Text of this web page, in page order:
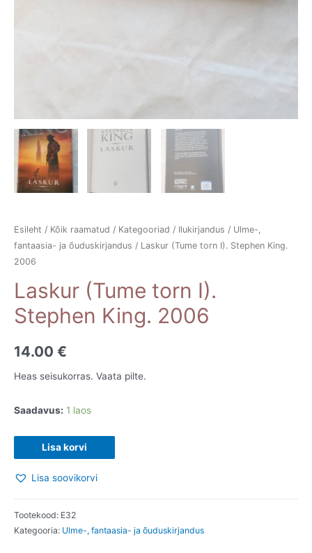
Esileht / Kõik raamatud / Kategooriad / Ilukirjandus / Ulme-,
fantaasia- ja õuduskirjandus / Laskur (Tume torn I). Stephen King.
2006
Laskur (Tume torn I).
Stephen King. 2006
14.00 €
Heas seisukorras. Vaata pilte.
Saadavus: 1 laos
Laskur
(Tume
torn
Stephen
King.
Lisa korvi
Lisa soovikorvi
Tootekood: E32
Kategooria: Ulme-, fantaasia- ja õuduskirjandus